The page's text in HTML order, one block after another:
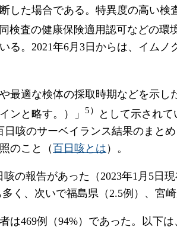
した場合である。特異度の高い検
検査の健康保険適用認可などの環
。2021年6月3日からは、イムノ
適な検体の採取時期などを示し
ンと略す。）」
5）
として示されて
日咳のサーベイランス結果のまと
のこと（百日咳とは ）。
の報告があった（2023年1月5日
く、次いで福島県（2.5例）、宮崎
469例（94%）であった。以下